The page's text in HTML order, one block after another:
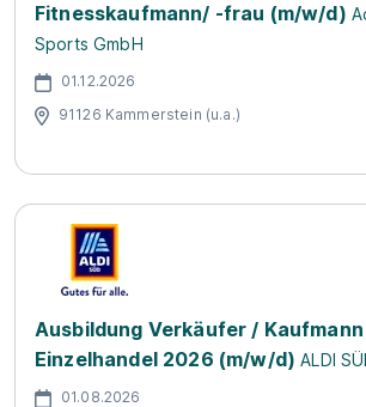
Fitnesskaufmann/ -frau (m/w/d)
Sports GmbH
01.12.2026
91126 Kammerstein (u.a.)
Ausbildung Verkäufer / Kaufmann
Einzelhandel 2026 (m/w/d) ALDI
01.08.2026